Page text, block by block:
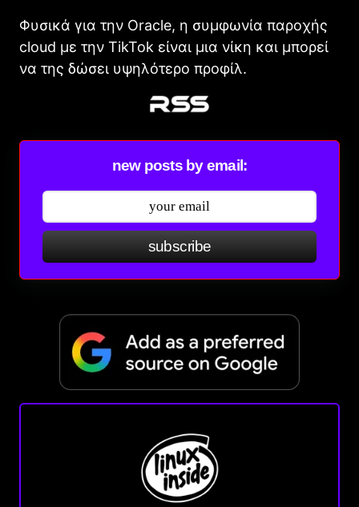
Φυσικά για την Oracle, η συμφωνία παροχής
cloud με την TikTok είναι μια νίκη και μπορεί
να της δώσει υψηλότερο προφίλ.
new posts by email:
subscribe